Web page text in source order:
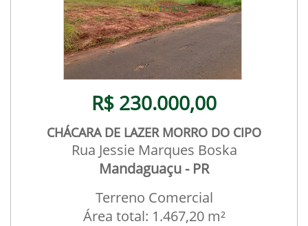
R$ 230.000,00
CHÁCARA DE LAZER MORRO DO CIPO
Rua Jessie Marques Boska
Mandaguaçu - PR
Terreno Comercial
Área total: 1.467,20 m²